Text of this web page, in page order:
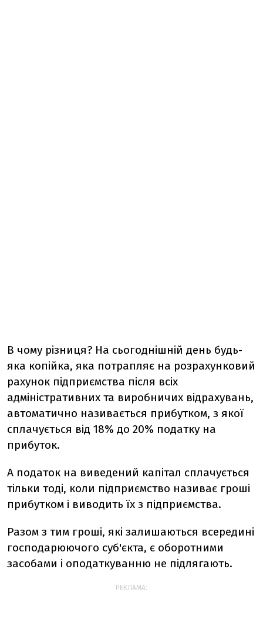
В чому різниця? На сьогоднішній день будь-
яка копійка, яка потрапляє на розрахунковий
рахунок підприємства після всіх
адміністративних та виробничих відрахувань,
автоматично називається прибутком, з якої
сплачується від 18% до 20% податку на
прибуток.
А податок на виведений капітал сплачується
тільки тоді, коли підприємство називає гроші
прибутком і виводить їх з підприємства.
Разом з тим гроші, які залишаються всередині
господарюючого суб'єкта, є оборотними
засобами і оподаткуванню не підлягають.
РЕКЛАМА: